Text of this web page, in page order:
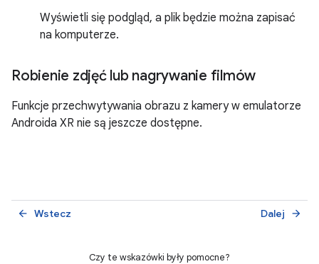
Wyświetli się podgląd, a plik będzie można zapisać
na komputerze.
Robienie zdjęć lub nagrywanie filmów
Funkcje przechwytywania obrazu z kamery w emulatorze
Androida XR nie są jeszcze dostępne.
Wstecz
arrow_back Dalej arrow_forward
Czy te wskazówki były pomocne?